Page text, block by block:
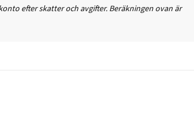
efter skatter och avgifter. Beräkningen ovan är